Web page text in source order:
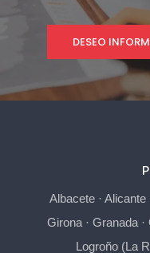
DESEO
Albacete· Alicante
Girona· Granada·
Logroño (La